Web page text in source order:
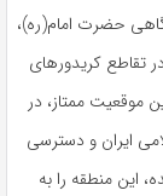
حضرت امام(ره)،
تقاطع کریدورهای
موقعیت ممتاز، در
اسلامی ایران و دسترسی
نفر مصرف‌کننده، این منطقه را به